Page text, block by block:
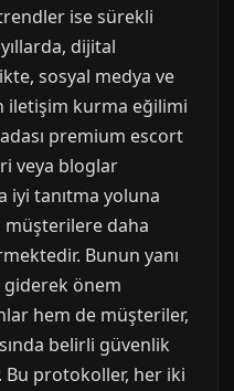
ise sürekli
dijital
sosyal medya ve
iletişim kurma eğilimi
premium escort
veya bloglar
iyi tanıtma yoluna
müşterilere daha
Bunun yanı
giderek önem
hem de müşteriler,
belirli güvenlik
protokoller, her iki